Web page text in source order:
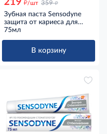
д/шт 359 д
Зубная паста Sensodyne
защита от кариеса для
чувствительных зубов
75мл
В корзину